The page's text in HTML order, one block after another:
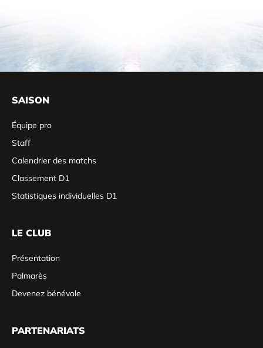
SAISON
Équipe pro
Staff
Calendrier des matchs
Classement D1
Statistiques individuelles D1
LE CLUB
Présentation
Palmarès
Devenez bénévole
PARTENARIATS